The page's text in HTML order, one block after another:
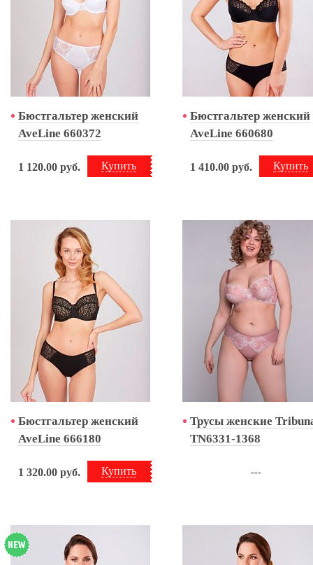
Бюстгальтер женский
AveLine 660372
Купить
1 120.00 руб.
Бюстгальтер женский
AveLine 660680
Купить
1 410.00 руб.
Бюстгальтер женский
AveLine 666180
Купить
1 320.00 руб.
Трусы женские
TN6331-1368
---